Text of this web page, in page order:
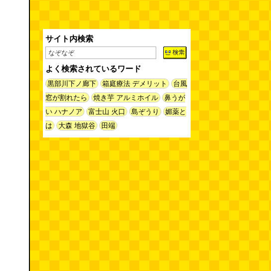
皿に乗った豚バラブロックの指輪
(べつやく れい)
フエラムネをさらに笛っぽくした
らホイッスルになりました(爲房
新太朗) (08.05 11:00)
缶チューハイの内側の世界(パリ
ッコ) (08.05 11:00)
サイト内検索
よく検索されているワード
黒部川下ノ廊下 箱庭療法 デメリット
台風
窓が割れたら
焼き芋 アルミホイル
鼻うが
い ハナノア
富士山 火口 島ぞうり
媚薬と
は
大森 地獄谷 田端